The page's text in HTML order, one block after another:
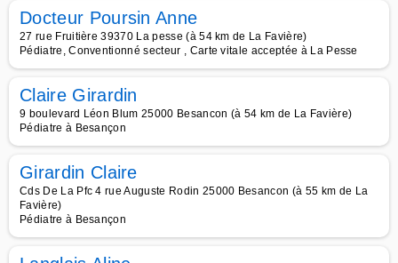
Docteur Poursin Anne
27 rue Fruitière 39370 La pesse (à 54 km de La Favière)
Pédiatre, Conventionné secteur , Carte vitale acceptée à La Pesse
Claire Girardin
9 boulevard Léon Blum 25000 Besancon (à 54 km de La Favière)
Pédiatre à Besançon
Girardin Claire
Cds De La Pfc 4 rue Auguste Rodin 25000 Besancon (à 55 km de La
Favière)
Pédiatre à Besançon